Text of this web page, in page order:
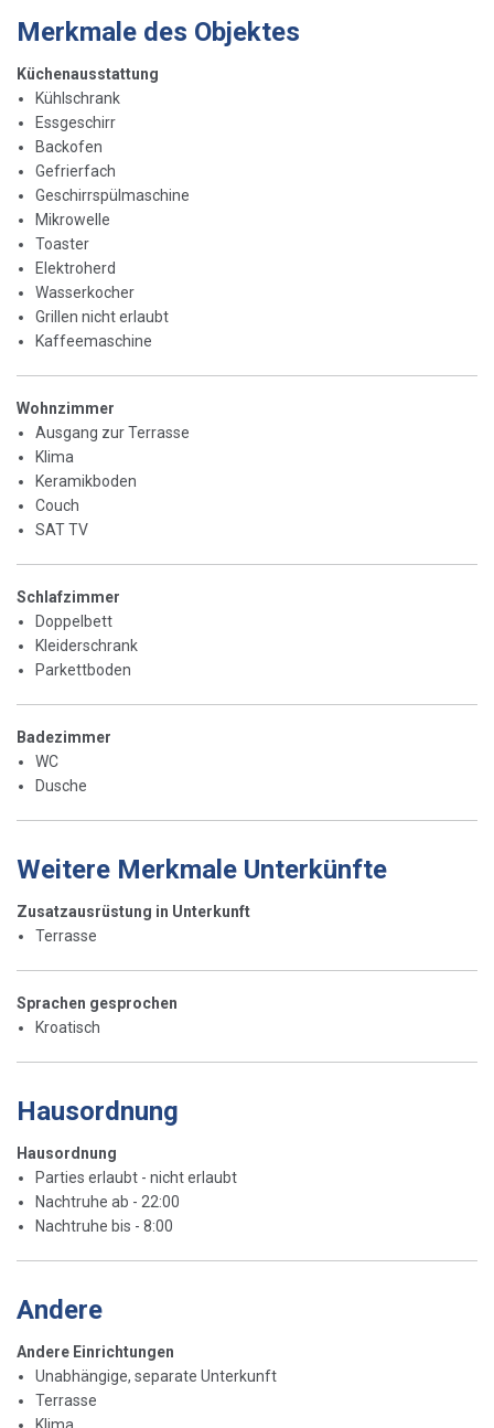
Merkmale des Objektes
Küchenausstattung
Kühlschrank
Essgeschirr
Backofen
Gefrierfach
Geschirrspülmaschine
Mikrowelle
Toaster
Elektroherd
Wasserkocher
Grillen nicht erlaubt
Kaffeemaschine
Wohnzimmer
Ausgang zur Terrasse
Klima
Keramikboden
Couch
SAT TV
Schlafzimmer
Doppelbett
Kleiderschrank
Parkettboden
Badezimmer
WC
Dusche
Weitere Merkmale Unterkünfte
Zusatzausrüstung in Unterkunft
Terrasse
Sprachen gesprochen
Kroatisch
Hausordnung
Hausordnung
Parties erlaubt - nicht erlaubt
Nachtruhe ab - 22:00
Nachtruhe bis - 8:00
Andere
Andere Einrichtungen
Unabhängige, separate Unterkunft
Terrasse
Klima